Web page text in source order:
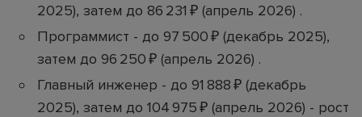
2025), затем до 86 231 ₽ (апрель 2026) .
Программист - до 97 500 ₽ (декабрь 2025),
затем до 96 250 ₽ (апрель 2026) .
Главный инженер - до 91 888 ₽ (декабрь
2025), затем до 104 975 ₽ (апрель 2026) - рост